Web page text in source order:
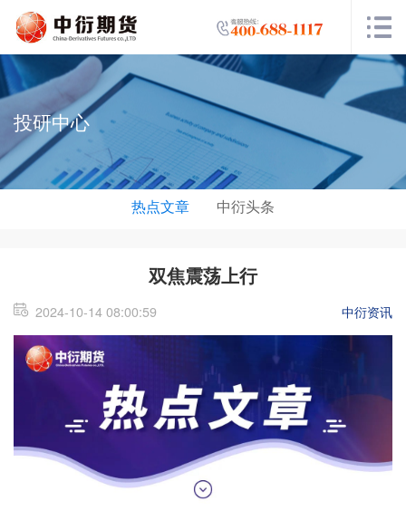
投研中心
热点文章 中衍头条
双焦震荡上行
2024-10-14 08:00:59 中衍资讯